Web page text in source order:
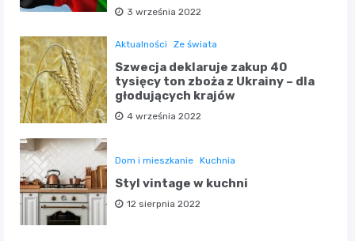
3 września 2022
Aktualności Ze świata
Szwecja deklaruje zakup 40
tysięcy ton zboża z Ukrainy – dla
głodujących krajów
4 września 2022
Dom i mieszkanie Kuchnia
Styl vintage w kuchni
12 sierpnia 2022